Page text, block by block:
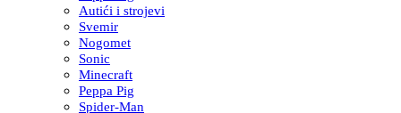
Autići i strojevi
Svemir
Nogomet
Sonic
Minecraft
Peppa Pig
Spider-Man